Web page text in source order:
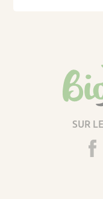
SUR